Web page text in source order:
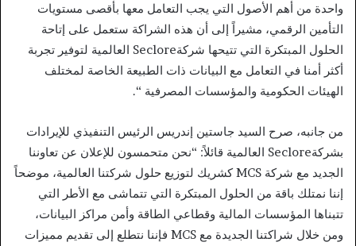
واحدة من أهم الأصول التي يجب التعامل معها بأقصى مستويات
التأمين الرقمي، مشيراً إلى أن هذه الشراكة ستعمل على إتاحة
الحلول المبتكرة التي تتيحها شركةSeclore العالمية لتوفير تجربة
أكثر أمنا في التعامل مع البيانات ذات الطبيعة الخاصة لمختلف
الهيئات الحكومية والمؤسسات المصرفية “.
من جانبه، صرح السيد جاستين إندريس الرئيس التنفيذي للإيرادات
بشركةSeclore العالمية قائلاً: “نحن متحمسون للإعلان عن تعاوننا
الجديد مع شركة MCS كشريك لتوزيع حلول شركتنا العالمية، موضحاً
إننا نمتلك باقة من الحلول المبتكرة التي تتماشى مع الأطر التي
تتبناها المؤسسات المالية وقطاعي الطاقة وأمن مراكز البيانات،
ومن خلال شراكتنا الجديدة مع MCS فإننا نتطلع إلى تقديم مميزات